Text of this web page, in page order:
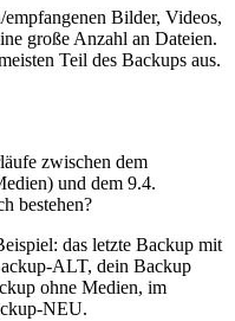
Bilder, Videos,
große Anzahl an Dateien.
Teil des Backups aus.
zwischen dem
und dem 9.4.
bestehen?
das letzte Backup mit
ALT, dein Backup
ohne Medien, im
NEU.